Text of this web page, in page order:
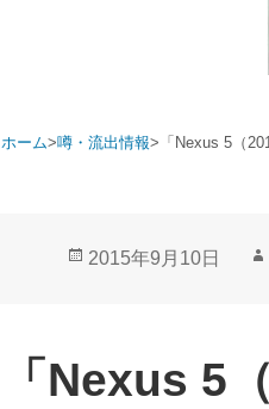
ホーム>噂・流出情報> 「Nexus 5（
投
2015年9月10日
「Nexus 5